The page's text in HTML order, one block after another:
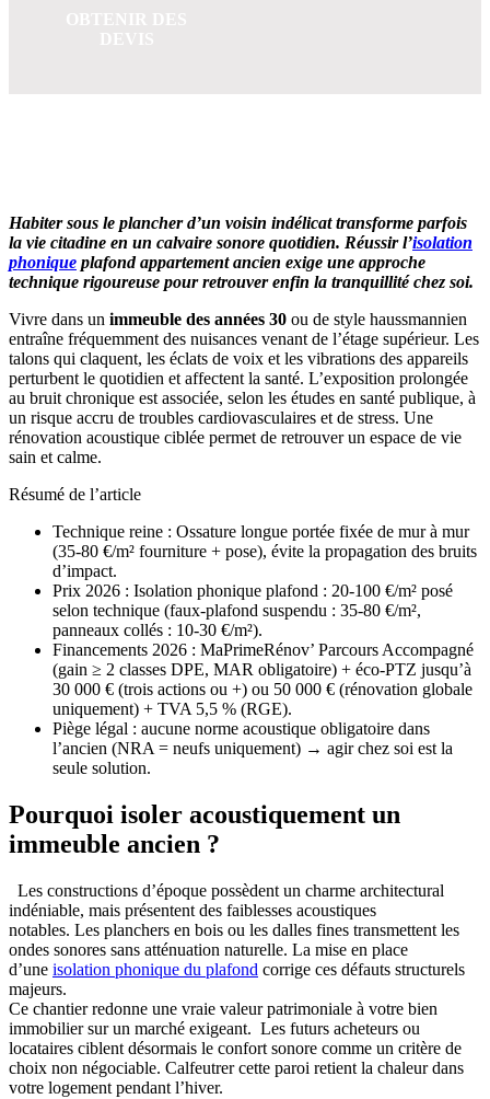
Habiter sous le plancher d’un voisin indélicat transforme parfois
la vie citadine en un calvaire sonore quotidien. Réussir l’isolation
phonique plafond appartement ancien exige une approche
technique rigoureuse pour retrouver enfin la tranquillité chez soi.
Vivre dans un immeuble des années 30 ou de style haussmannien
entraîne fréquemment des nuisances venant de l’étage supérieur. Les
talons qui claquent, les éclats de voix et les vibrations des appareils
perturbent le quotidien et affectent la santé. L’exposition prolongée
au bruit chronique est associée, selon les études en santé publique, à
un risque accru de troubles cardiovasculaires et de stress. Une
rénovation acoustique ciblée permet de retrouver un espace de vie
sain et calme.
Résumé de l’article
Technique reine : Ossature longue portée fixée de mur à mur
(35-80 €/m² fourniture + pose), évite la propagation des bruits
d’impact.
Prix 2026 : Isolation phonique plafond : 20-100 €/m² posé
selon technique (faux-plafond suspendu : 35-80 €/m²,
panneaux collés : 10-30 €/m²).
Financements 2026 : MaPrimeRénov’ Parcours Accompagné
(gain ≥ 2 classes DPE, MAR obligatoire) + éco-PTZ jusqu’à
30 000 € (trois actions ou +) ou 50 000 € (rénovation globale
uniquement) + TVA 5,5 % (RGE).
Piège légal : aucune norme acoustique obligatoire dans
l’ancien (NRA = neufs uniquement) → agir chez soi est la
seule solution.
Pourquoi isoler acoustiquement un
immeuble ancien ?
Les constructions d’époque possèdent un charme architectural
indéniable, mais présentent des faiblesses acoustiques
notables. Les planchers en bois ou les dalles fines transmettent les
ondes sonores sans atténuation naturelle. La mise en place
d’une isolation phonique du plafond corrige ces défauts structurels
majeurs.
Ce chantier redonne une vraie valeur patrimoniale à votre bien
immobilier sur un marché exigeant. Les futurs acheteurs ou
locataires ciblent désormais le confort sonore comme un critère de
choix non négociable. Calfeutrer cette paroi retient la chaleur dans
votre logement pendant l’hiver.